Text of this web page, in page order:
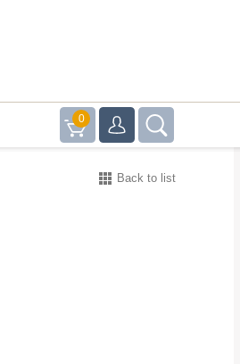
0
Back to list